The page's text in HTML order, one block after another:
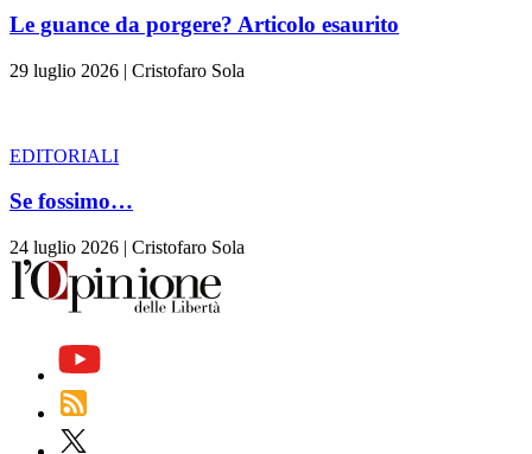
Le guance da porgere? Articolo esaurito
29 luglio 2026 | Cristofaro Sola
EDITORIALI
Se fossimo…
24 luglio 2026 | Cristofaro Sola